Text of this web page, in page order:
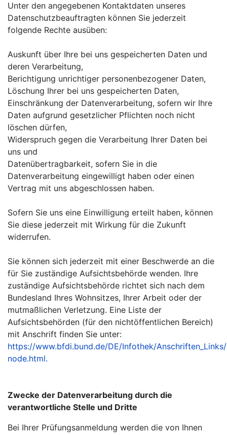
Unter den angegebenen Kontaktdaten unseres
Datenschutzbeauftragten können Sie jederzeit
folgende Rechte ausüben:
Auskunft über Ihre bei uns gespeicherten Daten und
deren Verarbeitung,
Berichtigung unrichtiger personenbezogener Daten,
Löschung Ihrer bei uns gespeicherten Daten,
Einschränkung der Datenverarbeitung, sofern wir Ihre
Daten aufgrund gesetzlicher Pflichten noch nicht
löschen dürfen,
Widerspruch gegen die Verarbeitung Ihrer Daten bei
uns und
Datenübertragbarkeit, sofern Sie in die
Datenverarbeitung eingewilligt haben oder einen
Vertrag mit uns abgeschlossen haben.
Sofern Sie uns eine Einwilligung erteilt haben, können
Sie diese jederzeit mit Wirkung für die Zukunft
widerrufen.
Sie können sich jederzeit mit einer Beschwerde an die
für Sie zuständige Aufsichtsbehörde wenden. Ihre
zuständige Aufsichtsbehörde richtet sich nach dem
Bundesland Ihres Wohnsitzes, Ihrer Arbeit oder der
mutmaßlichen Verletzung. Eine Liste der
Aufsichtsbehörden (für den nichtöffentlichen Bereich)
mit Anschrift finden Sie unter:
https://www.bfdi.bund.de/DE/Infothek/
node.html.
Zwecke der Datenverarbeitung durch die
verantwortliche Stelle und Dritte
Bei Ihrer Prüfungsanmeldung werden die von Ihnen